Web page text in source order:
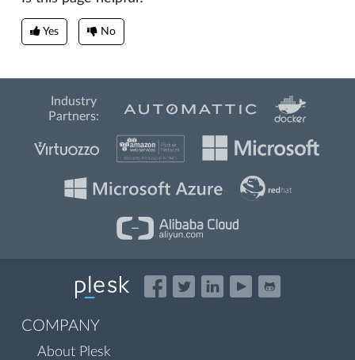
Yes No
Industry
Partners:
COMPANY
About Plesk